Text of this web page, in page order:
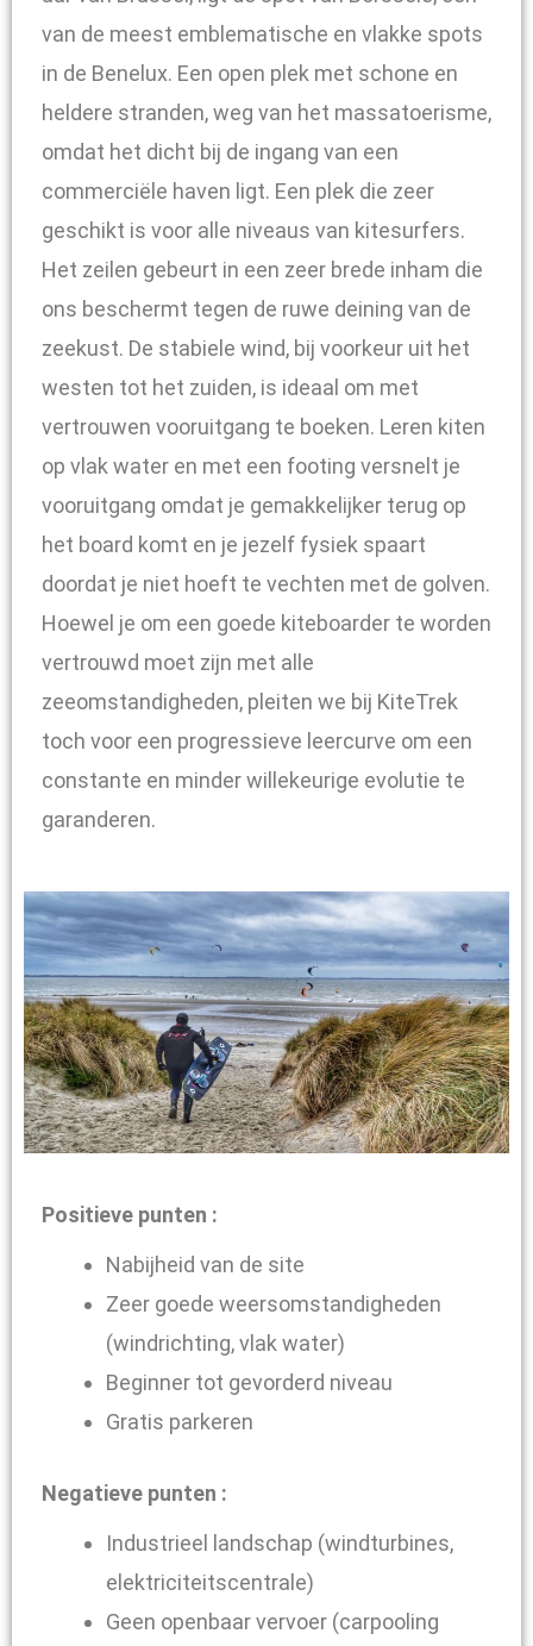
van de meest emblematische en vlakke spots
in de Benelux. Een open plek met schone en
heldere stranden, weg van het massatoerisme,
omdat het dicht bij de ingang van een
commerciële haven ligt. Een plek die zeer
geschikt is voor alle niveaus van kitesurfers.
Het zeilen gebeurt in een zeer brede inham die
ons beschermt tegen de ruwe deining van de
zeekust. De stabiele wind, bij voorkeur uit het
westen tot het zuiden, is ideaal om met
vertrouwen vooruitgang te boeken. Leren kiten
op vlak water en met een footing versnelt je
vooruitgang omdat je gemakkelijker terug op
het board komt en je jezelf fysiek spaart
doordat je niet hoeft te vechten met de golven.
Hoewel je om een goede kiteboarder te worden
vertrouwd moet zijn met alle
zeeomstandigheden, pleiten we bij KiteTrek
toch voor een progressieve leercurve om een
constante en minder willekeurige evolutie te
garanderen.
Positieve punten :
Nabijheid van de site
Zeer goede weersomstandigheden
(windrichting, vlak water)
Beginner tot gevorderd niveau
Gratis parkeren
Negatieve punten :
Industrieel landschap (windturbines,
elektriciteitscentrale)
Geen openbaar vervoer (carpooling